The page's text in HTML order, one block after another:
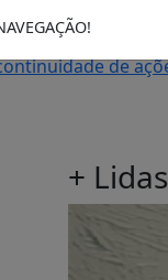
à Assembleia
MP debate
de
+ Lidas